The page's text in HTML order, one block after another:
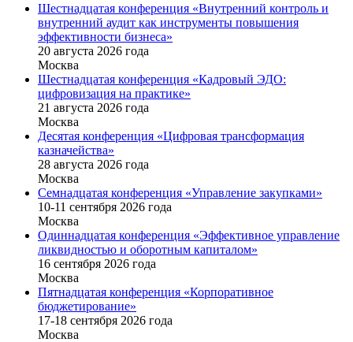
Шестнадцатая конференция «Внутренний контроль и
внутренний аудит как инструменты повышения
эффективности бизнеса»
20 августа 2026 года
Москва
Шестнадцатая конференция «Кадровый ЭДО:
цифровизация на практике»
21 августа 2026 года
Москва
Десятая конференция «Цифровая трансформация
казначейства»
28 августа 2026 года
Москва
Семнадцатая конференция «Управление закупками»
10-11 сентября 2026 года
Москва
Одиннадцатая конференция «Эффективное управление
ликвидностью и оборотным капиталом»
16 cентября 2026 года
Москва
Пятнадцатая конференция «Корпоративное
бюджетирование»
17-18 сентября 2026 года
Москва